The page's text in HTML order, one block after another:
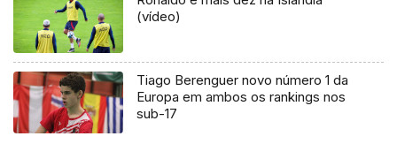
(vídeo)
Tiago Berenguer novo número 1 da
Europa em ambos os rankings nos
sub-17